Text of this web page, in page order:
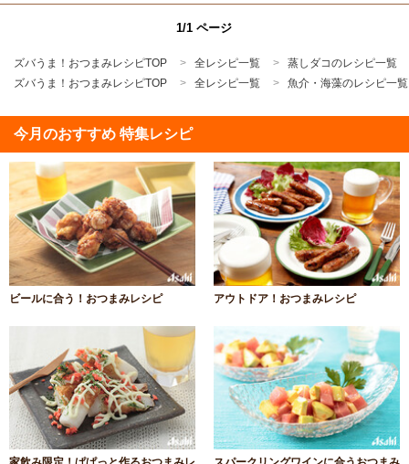
1/1 ページ
ズバうま！おつまみレシピTOP 全レシピ一覧
蒸しダコのレシピ一覧
ズバうま！おつまみレシピTOP
全レシピ一覧 魚介・海藻のレシピ一覧
今月のおすすめ 特集レシピ
ビールに合う！おつまみレシピ アウトドア！おつまみレシピ